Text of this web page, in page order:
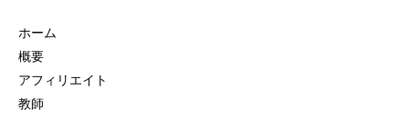
ホーム
概要
アフィリエイト
教師